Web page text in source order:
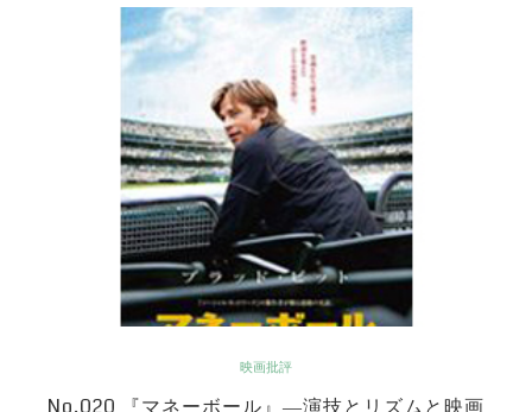
映画批評
No.020 『マネーボール』―演技とリズムと映画